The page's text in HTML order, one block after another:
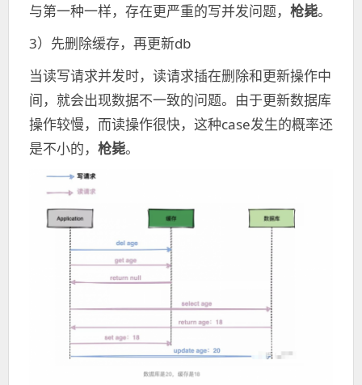
与第一种一样，存在更严重的写并发问题， 枪毙。
3）先删除缓存，再更新db
当读写请求并发时，读请求插在删除和更新操作中
间，就会出现数据不一致的问题。由于更新数据库
操作较慢，而读操作很快，这种case发生的概率还
是不小的， 枪毙。